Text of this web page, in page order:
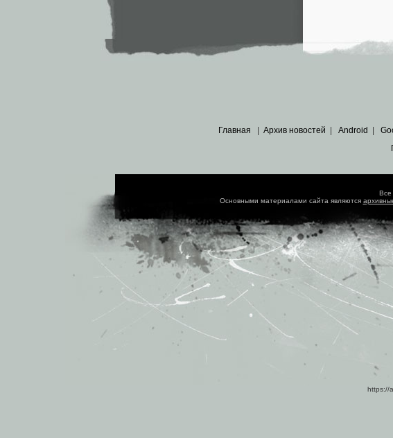
Главная Архив новостей Android
Все
Основными материалами сайта являются
https://